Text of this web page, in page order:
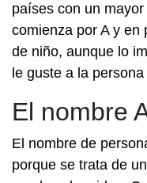
países con un
comienza por A y en
de niño, aunque lo
le guste a la
El nombre
El nombre de
porque se trata de